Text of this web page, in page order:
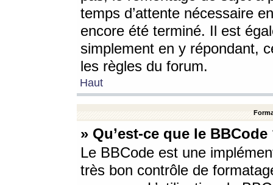
temps d’attente nécessaire
encore été terminé. Il est
simplement en y répondant,
les règles du forum.
Haut
» Qu’est-ce que le BBCode
Le BBCode est une
très bon contrôle de